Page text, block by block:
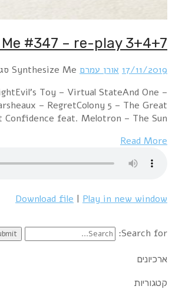
#347 – re-play 3+4+7
17/11/2019 אורן עמרם Synthesize Me
Toy – Virtual StateAnd One –
– RegretColony 5 – The Great
feat. Melotron – The Sun…
Read More
Download file | Play in new window
Search for:
ארכיונים
קטגוריות